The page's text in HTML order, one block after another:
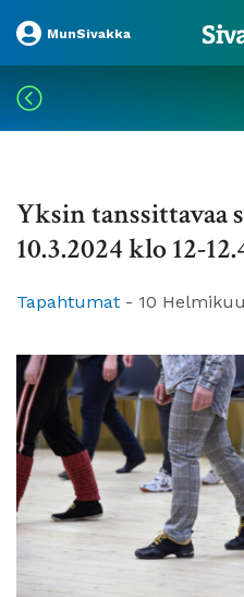
MunSivakka
Yksin tanssittavaa
10.3.2024 klo 12-
Tapahtumat - 10